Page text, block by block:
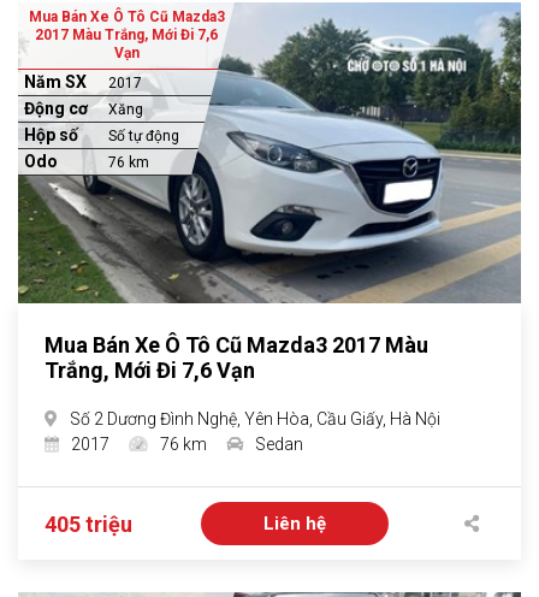
Mua Bán Xe Ô Tô Cũ Mazda3
2017 Màu Trắng, Mới Đi 7,6
Vạn
Năm SX 2017
Động cơ Xăng
Hộp số Số tự động
Odo 76 km
Mua Bán Xe Ô Tô Cũ Mazda3 2017 Màu
Trắng, Mới Đi 7,6 Vạn
Số 2 Dương Đình Nghệ, Yên Hòa, Cầu Giấy, Hà Nội
2017
76 km Sedan
405 triệu Liên hệ